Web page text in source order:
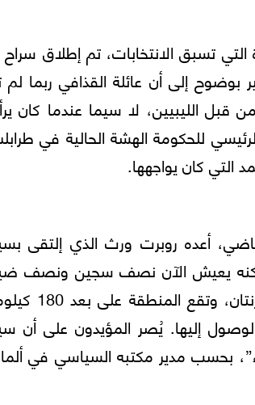
التي تسبق الانتخابات، تم إطلاق سراح
إلى أن عائلة القذافي ربما لم
الليبيين، لا سيما عندما كان
للحكومة الهشة الحالية في
التي كان يواجهها.
أعده روبرت ورث الذي إلتقى
خلف القضبان، لكنه يعيش الآن نصف سجين
في منطقة جبلية خلَّابة ومريحة، تسيطر عليها إحدى
الوصول إليها. يُصر المؤيدون على أن
بحسب مدير مكتبه السياسي في